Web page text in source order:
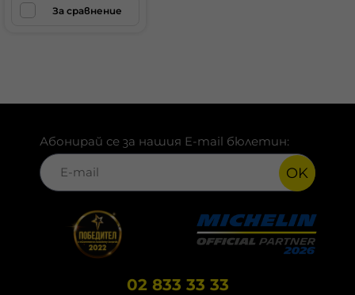
За сравнение
Абонирай се за нашия E-mail бюлетин:
OK
02 833 33 33